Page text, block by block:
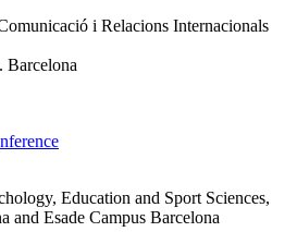
i Relacions Internacionals
Barcelona
Education and Sport Sciences,
and Esade Campus Barcelona